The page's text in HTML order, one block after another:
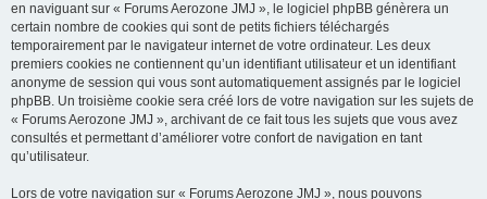
en naviguant sur « Forums Aerozone JMJ », le logiciel phpBB génèrera un
certain nombre de cookies qui sont de petits fichiers téléchargés
temporairement par le navigateur internet de votre ordinateur. Les deux
premiers cookies ne contiennent qu’un identifiant utilisateur et un identifiant
anonyme de session qui vous sont automatiquement assignés par le logiciel
phpBB. Un troisième cookie sera créé lors de votre navigation sur les sujets de
« Forums Aerozone JMJ », archivant de ce fait tous les sujets que vous avez
consultés et permettant d’améliorer votre confort de navigation en tant
qu’utilisateur.
Lors de votre navigation sur « Forums Aerozone JMJ », nous pouvons